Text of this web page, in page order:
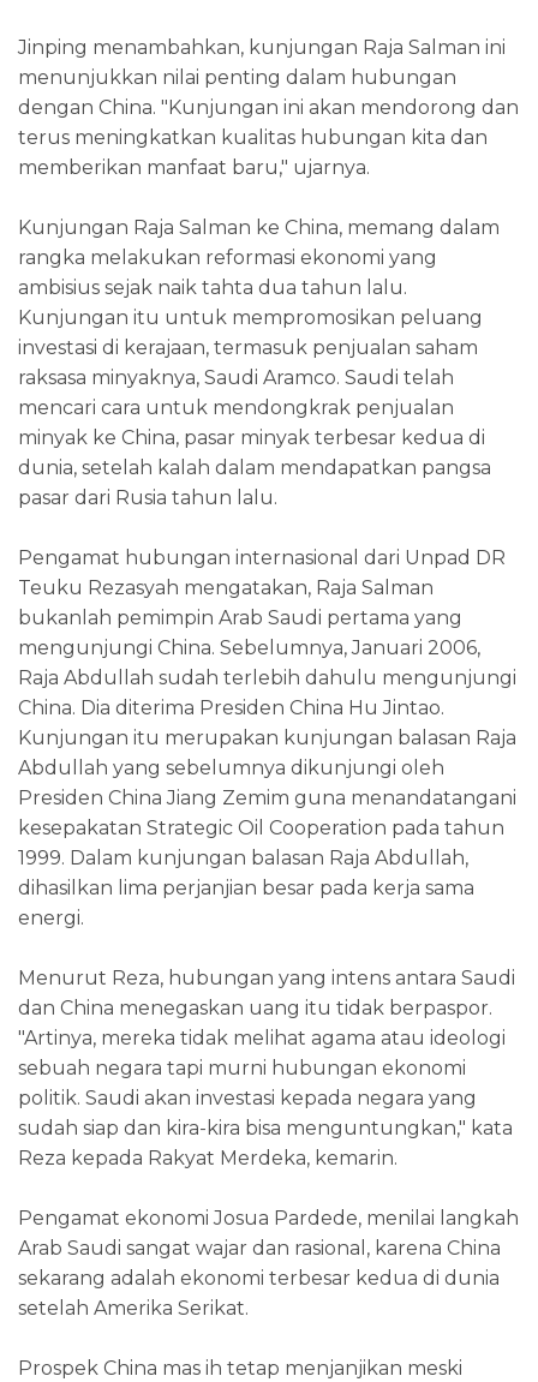
Jinping menambahkan, kunjungan Raja Salman ini
menunjukkan nilai penting dalam hubungan
dengan China. "Kunjungan ini akan mendorong dan
terus meningkatkan kualitas hubungan kita dan
memberikan manfaat baru," ujarnya.
Kunjungan Raja Salman ke China, memang dalam
rangka melakukan reformasi ekonomi yang
ambisius sejak naik tahta dua tahun lalu.
Kunjungan itu untuk mempromosikan peluang
investasi di kerajaan, termasuk penjualan saham
raksasa minyaknya, Saudi Aramco. Saudi telah
mencari cara untuk mendongkrak penjualan
minyak ke China, pasar minyak terbesar kedua di
dunia, setelah kalah dalam mendapatkan pangsa
pasar dari Rusia tahun lalu.
Pengamat hubungan internasional dari Unpad DR
Teuku Rezasyah mengatakan, Raja Salman
bukanlah pemimpin Arab Saudi pertama yang
mengunjungi China. Sebelumnya, Januari 2006,
Raja Abdullah sudah terlebih dahulu mengunjungi
China. Dia diterima Presiden China Hu Jintao.
Kunjungan itu merupakan kunjungan balasan Raja
Abdullah yang sebelumnya dikunjungi oleh
Presiden China Jiang Zemim guna menandatangani
kesepakatan Strategic Oil Cooperation pada tahun
1999. Dalam kunjungan balasan Raja Abdullah,
dihasilkan lima perjanjian besar pada kerja sama
energi.
Menurut Reza, hubungan yang intens antara Saudi
dan China menegaskan uang itu tidak berpaspor.
"Artinya, mereka tidak melihat agama atau ideologi
sebuah negara tapi murni hubungan ekonomi
politik. Saudi akan investasi kepada negara yang
sudah siap dan kira-kira bisa menguntungkan," kata
Reza kepada Rakyat Merdeka, kemarin.
Pengamat ekonomi Josua Pardede, menilai langkah
Arab Saudi sangat wajar dan rasional, karena China
sekarang adalah ekonomi terbesar kedua di dunia
setelah Amerika Serikat.
Prospek China mas ih tetap menjanjikan meski